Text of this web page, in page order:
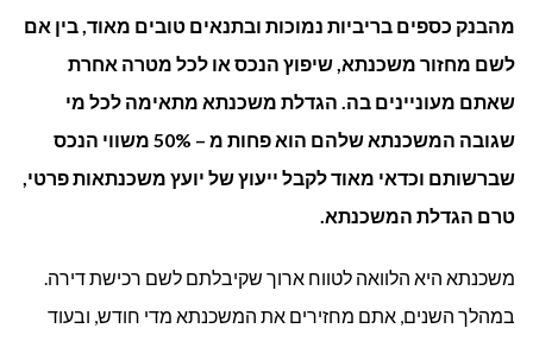
מהבנק כספים בריביות נמוכות ובתנאים טובים מאוד, בין אם
לשם מחזור משכנתא, שיפוץ הנכס או לכל מטרה אחרת
שאתם מעוניינים בה. הגדלת משכנתא מתאימה לכל מי
שגובה המשכנתא שלהם הוא פחות מ – 50% משווי הנכס
שברשותם וכדאי מאוד לקבל ייעוץ של יועץ משכנתאות פרטי,
טרם הגדלת המשכנתא.
משכנתא היא הלוואה לטווח ארוך שקיבלתם לשם רכישת דירה.
במהלך השנים, אתם מחזירים את המשכנתא מדי חודש, ובעוד